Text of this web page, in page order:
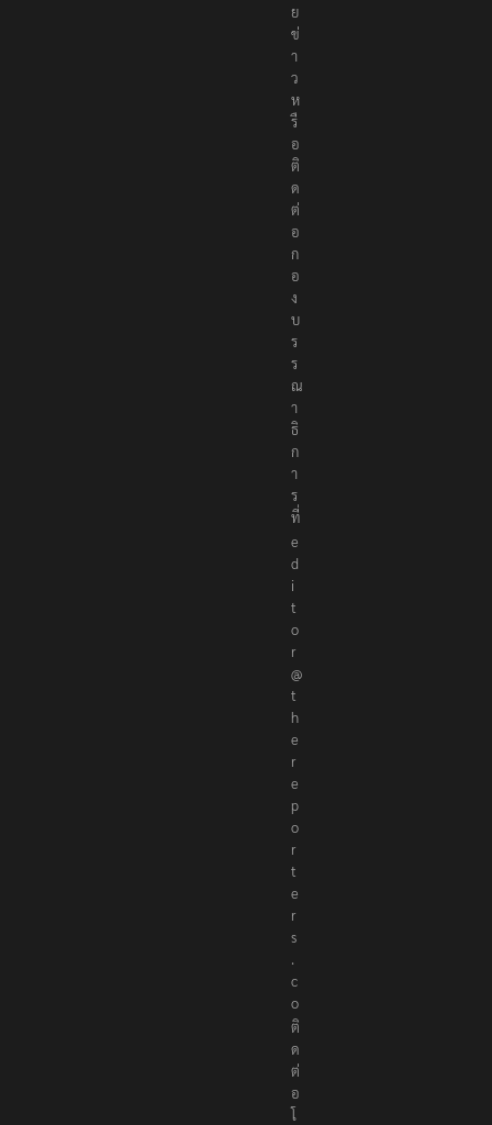
ย
ข่
า
ว
ห
รื
อ
ติ
ด
ต่
อ
ก
อ
ง
บ
ร
ร
ณ
า
ธิ
ก
า
ร
ที่
e
d
i
t
o
r
@
t
h
e
r
e
p
o
r
t
e
r
s
.
c
o
ติ
ด
ต่
อ
โ